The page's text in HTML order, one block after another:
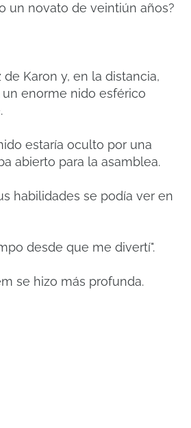
un novato de veintiún años?
Karon y, en la distancia,
enorme nido esférico
estaría oculto por una
abierto para la asamblea.
habilidades se podía ver en
desde que me divertí".
se hizo más profunda.